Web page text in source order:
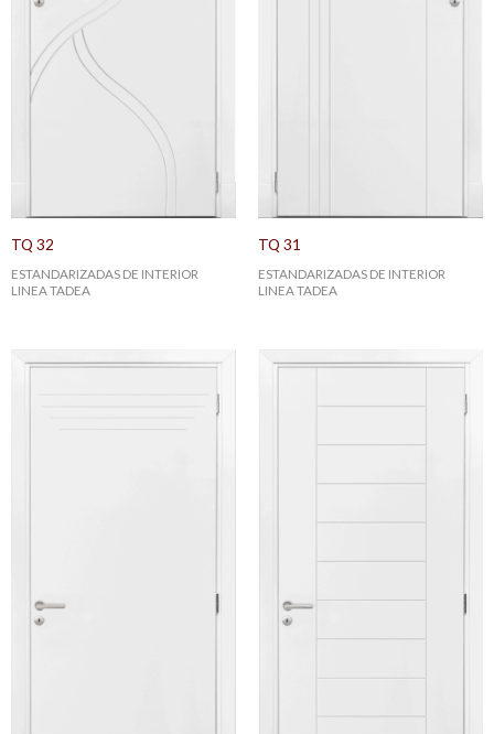
TQ 32
ESTANDARIZADAS DE INTERIOR
LINEA TADEA
TQ 31
ESTANDARIZADAS DE INTERIOR
LINEA TADEA